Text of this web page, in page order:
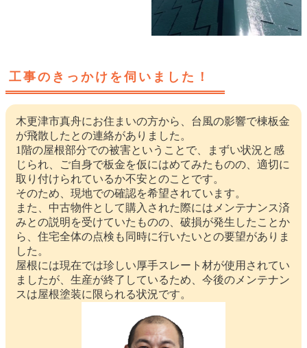
工事のきっかけを伺いました！
木更津市真舟にお住まいの方から、台風の影響で棟板金
が飛散したとの連絡がありました。
1階の屋根部分での被害ということで、まずい状況と感
じられ、ご自身で板金を仮にはめてみたものの、適切に
取り付けられているか不安とのことです。
そのため、現地での確認を希望されています。
また、中古物件として購入された際にはメンテナンス済
みとの説明を受けていたものの、破損が発生したことか
ら、住宅全体の点検も同時に行いたいとの要望がありま
した。
屋根には現在では珍しい厚手スレート材が使用されてい
ましたが、生産が終了しているため、今後のメンテナン
スは屋根塗装に限られる状況です。